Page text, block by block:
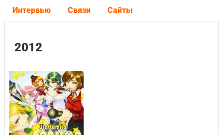
Интервью Связи Сайты
2012